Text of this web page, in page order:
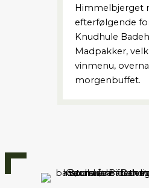
Himmelbjerget
efterfølgende
Knudhule
Madpakker,
vinmenu,
morgenbuffet.